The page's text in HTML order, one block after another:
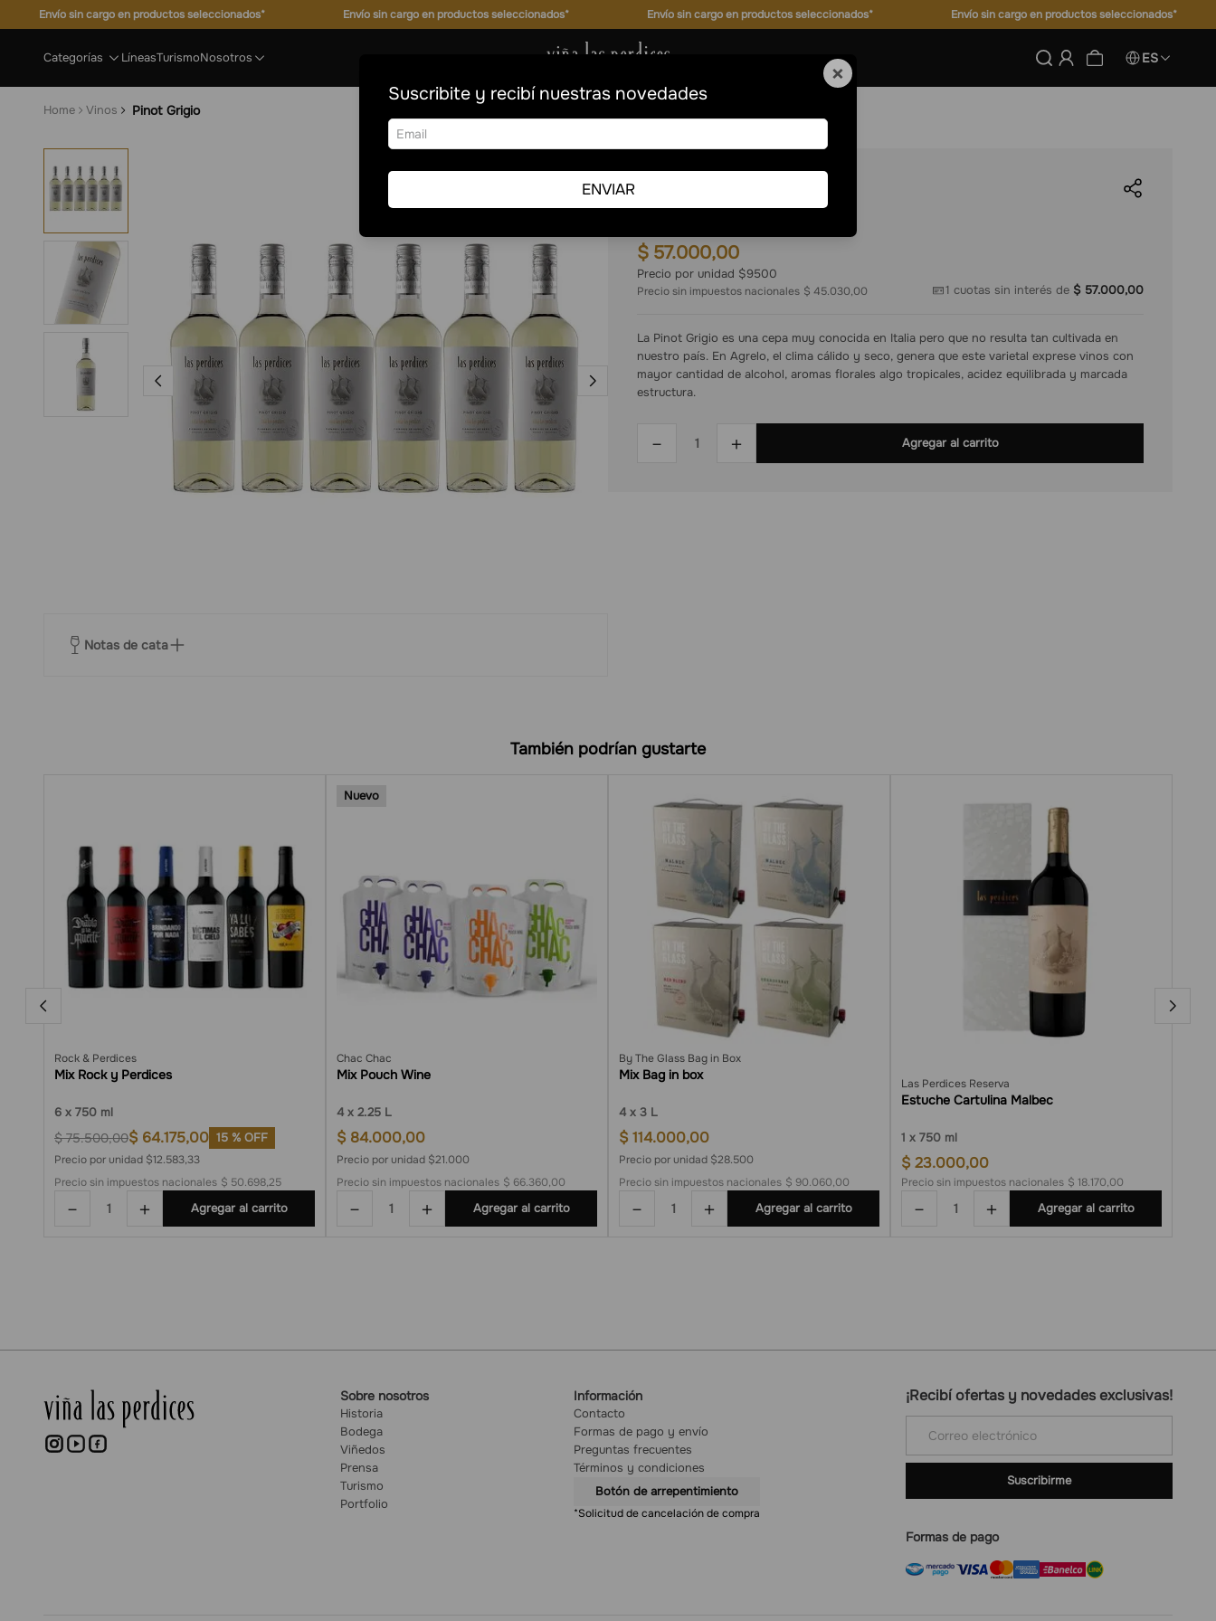
Envío sin cargo en productos seleccionados* Envío sin cargo en productos seleccionados* Envío sin cargo en productos seleccionados* Envío sin cargo en productos seleccionados*
Categorías LíneasTurismoNosotros ES
Vinos Pinot Grigio
Notas de cata
Pinot Grigio
$ 57.000,00
Precio por unidad $9500
Precio sin impuestos nacionales $ 45.030,00 1 cuotas sin interés de $ 57.000,00
La Pinot Grigio es una cepa muy conocida en Italia pero que no resulta tan cultivada en
nuestro país. En Agrelo, el clima cálido y seco, genera que este varietal exprese vinos con
mayor cantidad de alcohol, aromas florales algo tropicales, acidez equilibrada y marcada
estructura.
＋
－ Agregar al carrito
También podrían gustarte
Rock & Perdices
Mix Rock y Perdices
6 750 ml
$ 75.500,00$ 64.175,00 15 % OFF
Precio por unidad $12.583,33
Precio sin impuestos nacionales $ 50.698,25
＋
－ Agregar al carrito
Nuevo
Chac Chac
Mix Pouch Wine
4 2.25 L
$ 84.000,00
Precio por unidad $21.000
Precio sin impuestos nacionales $ 66.360,00
＋
－ Agregar al carrito
By The Glass Bag in Box
Mix Bag in box
4 3 L
$ 114.000,00
Precio por unidad $28.500
Precio sin impuestos nacionales $ 90.060,00
＋
－ Agregar al carrito
Las Perdices Reserva
Estuche Cartulina Malbec
1 750 ml
$ 23.000,00
Precio sin impuestos nacionales $ 18.170,00
＋
－ Agregar al carrito
Sobre nosotros
Historia
Bodega
Viñedos
Prensa
Turismo
Portfolio
Información
Contacto
Formas de pago y envío
Preguntas frecuentes
Términos y condiciones
Botón de arrepentimiento
¡Recibí ofertas y novedades exclusivas!
Suscribirme
Formas de pago
×
Suscribite y recibí nuestras novedades
ENVIAR